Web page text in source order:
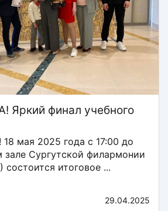
Яркий финал учебного
мая 2025 года с 17:00 до
Сургутской филармонии
состоится итоговое ...
29.04.2025